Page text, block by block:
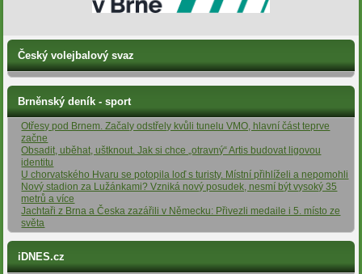
Český volejbalový svaz
Brněnský deník - sport
Otřesy pod Brnem. Začaly odstřely kvůli tunelu VMO, hlavní část teprve
začne
Obsadit, uběhat, uštknout. Jak si chce „otravný“ Artis budovat ligovou
identitu
U chorvatského Hvaru se potopila loď s turisty. Místní přihlíželi a nepomohli
Nový stadion za Lužánkami? Vzniká nový posudek, nesmí být vysoký 35
metrů a více
Jachtaři z Brna a Česka zazářili v Německu: Přivezli medaile i 5. místo ze
světa
iDNES.cz